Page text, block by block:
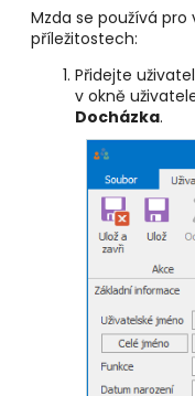
Mzda se používá
příležitostech:
Přidejte
v okně
Docházka.